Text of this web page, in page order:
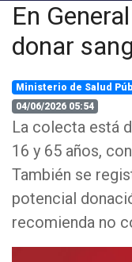
En
donar
Ministerio de Salud
04/06/2026 05:54
La colecta está
16 y 65 años,
También se
potencial
recomienda no